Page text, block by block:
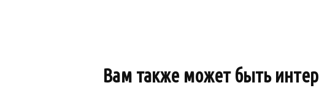
Вам также может быть